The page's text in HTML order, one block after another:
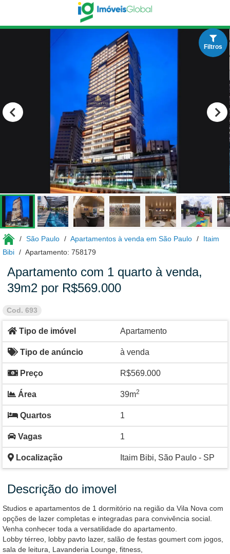
São Paulo Apartamentos à venda em São Paulo
Itaim
Bibi
Apartamento: 758179
Apartamento com 1 quarto à venda,
39m2 por R$569.000
Cod. 693
Tipo de imóvel Apartamento
Tipo de anúncio à venda
Preço R$569.000
Área 39m2
Quartos 1
Vagas 1
Localização Itaim Bibi, São Paulo - SP
Descrição do imovel
Studios e apartamentos de 1 dormitório na região da Vila Nova com
opções de lazer completas e integradas para convivência social.
Venha conhecer toda a versatilidade do apartamento.
Lobby térreo, lobby pavto lazer, salão de festas goumert com jogos,
sala de leitura, Lavanderia Lounge, fitness,
Filtros